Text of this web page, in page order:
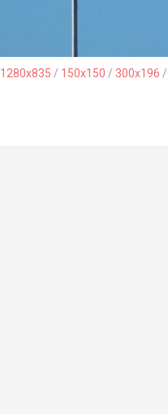
1280x835 / 150x150 / 300x196